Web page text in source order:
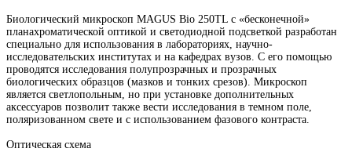
Биологический микроскоп MAGUS Bio 250TL с «бесконечной»
планахроматической оптикой и светодиодной подсветкой разработан
специально для использования в лабораториях, научно-
исследовательских институтах и на кафедрах вузов. С его помощью
проводятся исследования полупрозрачных и прозрачных
биологических образцов (мазков и тонких срезов). Микроскоп
является светлопольным, но при установке дополнительных
аксессуаров позволит также вести исследования в темном поле,
поляризованном свете и с использованием фазового контраста.
Оптическая схема